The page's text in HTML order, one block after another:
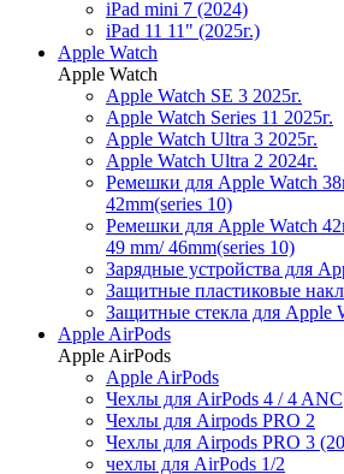
iPad mini 7 (2024)
iPad 11 11" (2025г.)
Apple Watch
Apple Watch
Apple Watch SE 3 2025г.
Apple Watch Series 11 2025г.
Apple Watch Ultra 3 2025г.
Apple Watch Ultra 2 2024г.
Ремешки для Apple Watch
42mm(series 10)
Ремешки для Apple Watch
49 mm/ 46mm(series 10)
Зарядные устройства для
Защитные пластиковые
Защитные стекла для Apple
Apple AirPods
Apple AirPods
Apple AirPods
Чехлы для AirPods 4 / 4 ANC
Чехлы для Airpods PRO 2
Чехлы для Airpods PRO 3
чехлы для AirPods 1/2